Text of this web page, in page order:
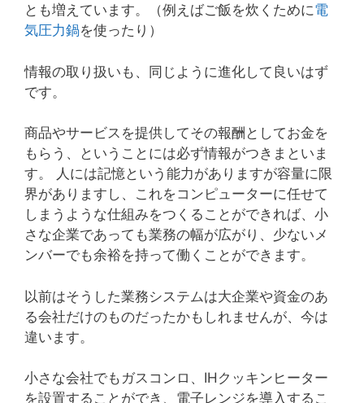
とも増えています。（例えばご飯を炊くために電
気圧力鍋を使ったり）
情報の取り扱いも、同じように進化して良いはず
です。
商品やサービスを提供してその報酬としてお金を
もらう、ということには必ず情報がつきまといま
す。 人には記憶という能力がありますが容量に限
界がありますし、これをコンピューターに任せて
しまうような仕組みをつくることができれば、小
さな企業であっても業務の幅が広がり、少ないメ
ンバーでも余裕を持って働くことができます。
以前はそうした業務システムは大企業や資金のあ
る会社だけのものだったかもしれませんが、今は
違います。
小さな会社でもガスコンロ、IHクッキンヒーター
を設置することができ、電子レンジを導入するこ